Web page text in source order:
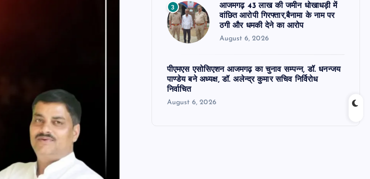
3
आजमगढ़ 43 लाख की जमीन धोखाधड़ी में
वांछित आरोपी गिरफ्तार,बैनामा के नाम पर
ठगी और धमकी देने का आरोप
August 6, 2026
पीएमएस एसोसिएशन आजमगढ़ का चुनाव सम्पन्न, डॉ. धनन्जय
पाण्डेय बने अध्यक्ष, डॉ. अलेन्द्र कुमार सचिव निर्विरोध
निर्वाचित
August 6, 2026